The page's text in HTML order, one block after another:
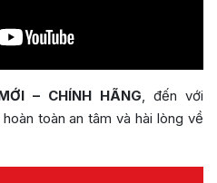
– CHÍNH HÃNG, đến với
toàn an tâm và hài lòng về